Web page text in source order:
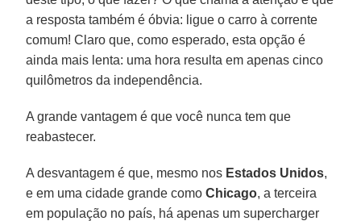
a resposta também é óbvia: ligue o carro à corrente
comum! Claro que, como esperado, esta opção é
ainda mais lenta: uma hora resulta em apenas cinco
quilômetros da independência.
A grande vantagem é que você nunca tem que
reabastecer.
A desvantagem é que, mesmo nos Estados Unidos,
e em uma cidade grande comoChicago, a terceira
em população no país, há apenas um supercharger